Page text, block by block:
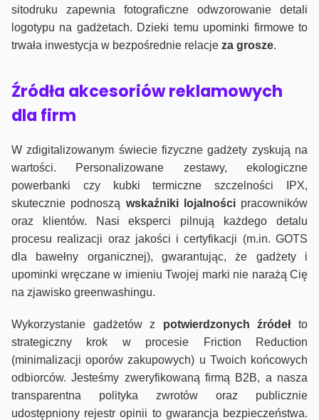
sitodruku zapewnia fotograficzne odwzorowanie detali
logotypu na gadżetach. Dzieki temu upominki firmowe to
trwała inwestycja w bezpośrednie relacje za grosze.
Źródła akcesoriów reklamowych
dla firm
W zdigitalizowanym świecie fizyczne gadżety zyskują na
wartości. Personalizowane zestawy, ekologiczne
powerbanki czy kubki termiczne szczelności IPX,
skutecznie podnoszą wskaźniki lojalnościpracowników
oraz klientów. Nasi eksperci pilnują każdego detalu
procesu realizacji oraz jakości i certyfikacji (m.in. GOTS
dla bawełny organicznej), gwarantując, że gadżety i
upominki wręczane w imieniu Twojej marki nie narażą Cię
na zjawisko greenwashingu.
Wykorzystanie gadżetów z potwierdzonych źródełto
strategiczny krok w procesie Friction Reduction
(minimalizacji oporów zakupowych) u Twoich końcowych
odbiorców. Jesteśmy zweryfikowaną firmą B2B, a nasza
transparentna polityka zwrotów oraz publicznie
udostępniony rejestr opinii to gwarancja bezpieczeństwa.